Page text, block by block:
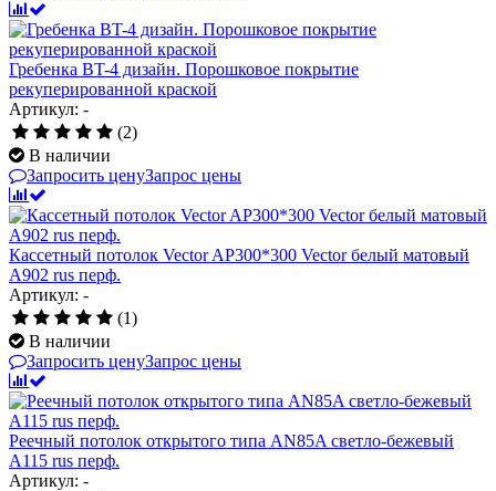
Гребенка BT-4 дизайн. Порошковое покрытие
рекуперированной краской
Артикул: -
(2)
В наличии
Запросить ценуЗапрос цены
Кассетный потолок Vector AP300*300 Vector белый матовый
А902 rus перф.
Артикул: -
(1)
В наличии
Запросить ценуЗапрос цены
Реечный потолок открытого типа AN85A светло-бежевый
А115 rus перф.
Артикул: -